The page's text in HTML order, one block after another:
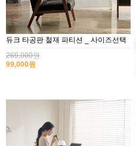
듀크 타공판 철재 파티션 _ 사이즈선택
269,000원
99,000원